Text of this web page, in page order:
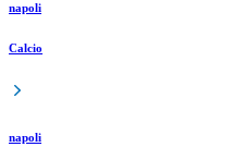
napoli
Calcio
napoli